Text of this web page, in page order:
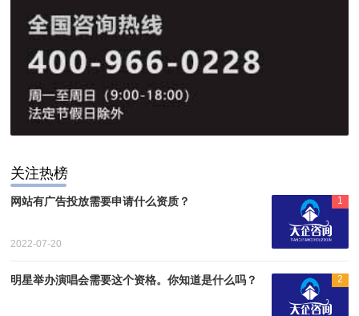
关注热榜
1
网站有广告投放需要申请什么资质？
2022-07-20
2
明星举办演唱会需要这个资格。你知道是什么吗？